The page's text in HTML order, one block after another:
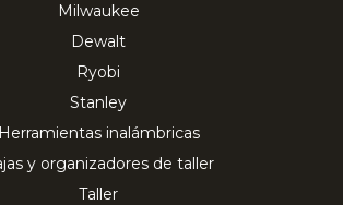
Milwaukee
Dewalt
Ryobi
Stanley
Herramientas inalámbricas
y organizadores de taller
Taller